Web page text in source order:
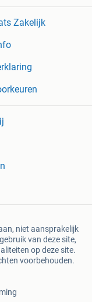
Zakelijk
niet aansprakelijk
van deze site,
op deze site.
voorbehouden.